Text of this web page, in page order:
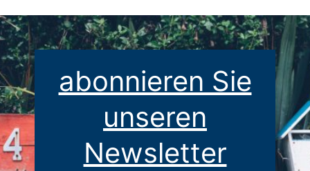
abonnieren Sie
unseren
Newsletter